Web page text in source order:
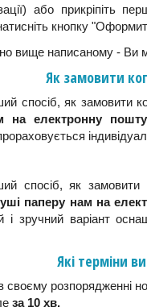
або прикріпіть
кнопку
вище написаному - Ви
Як замовити
спосіб, як замовити
на електронну
спосіб, як
паперу нам на
і зручний варіант
Які терміни
розпорядженні
за 10 хв.